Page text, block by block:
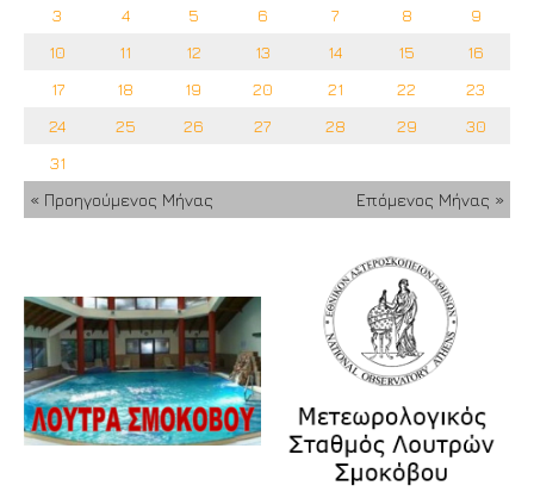
3 4 5 6 7 8
9
10
11 12 13 14 15
16
17
18 19 20 21 22
23
24
25 26 27 28 29
30
31
« Προηγούμενος Μήνας
Επόμενος Μήνας »